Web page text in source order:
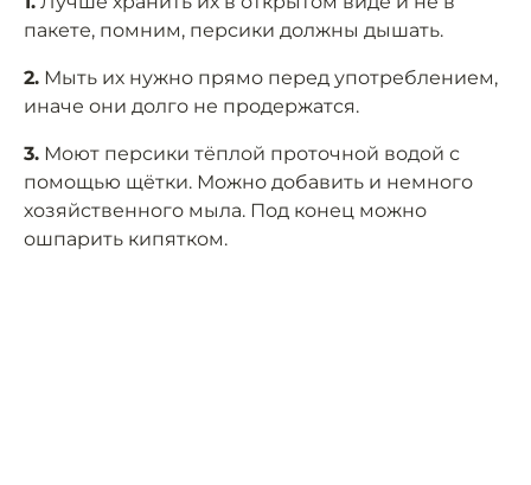
пакете, помним, персики должны дышать.
2. Мыть их нужно прямо перед употреблением,
иначе они долго не продержатся.
3. Моют персики тёплой проточной водой с
помощью щётки. Можно добавить и немного
хозяйственного мыла. Под конец можно
ошпарить кипятком.